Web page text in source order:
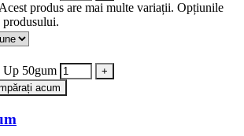
Acest produs are mai multe variații. Opțiunile
produsului.
Up 50gum
acum